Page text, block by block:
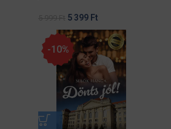
5 399 Ft
-10%